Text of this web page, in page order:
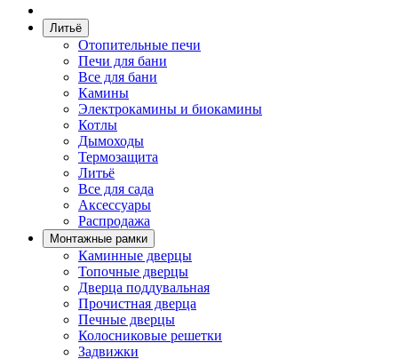
Литьё
Отопительные печи
Печи для бани
Все для бани
Камины
Электрокамины и биокамины
Котлы
Дымоходы
Термозащита
Литьё
Все для сада
Аксессуары
Распродажа
Монтажные рамки
Каминные дверцы
Топочные дверцы
Дверца поддувальная
Прочистная дверца
Печные дверцы
Колосниковые решетки
Задвижки